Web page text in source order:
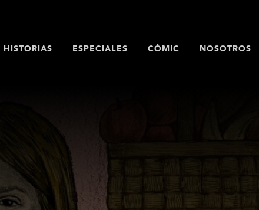
HISTORIAS ESPECIALES CÓMIC NOSOTROS